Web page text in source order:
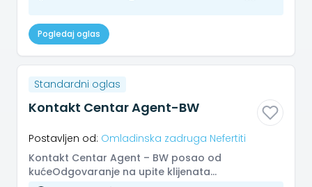
Pogledaj oglas
Standardni oglas
Kontakt Centar Agent-BW
Postavljen od: Omladinska zadruga Nefertiti
Kontakt Centar Agent – BW posao od
kućeOdgovaranje na upite klijenata